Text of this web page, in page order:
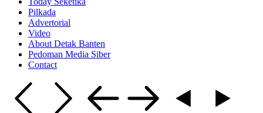
Pilkada
Advertorial
Video
About Detak Banten
Pedoman Media Siber
Contact